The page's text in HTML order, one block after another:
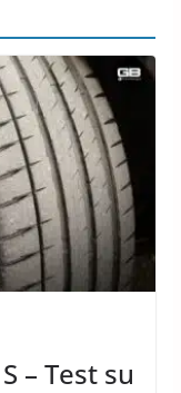
– Test su